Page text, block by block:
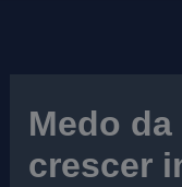
Medo
crescer